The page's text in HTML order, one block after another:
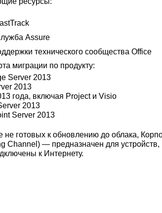
Assure
технического сообщества Office
миграции по продукту:
Server 2013
2013
года, включая Project и Visio
2013
Server 2013
не готовых к обновлению до облака,
Channel) — предназначен для
к Интернету.